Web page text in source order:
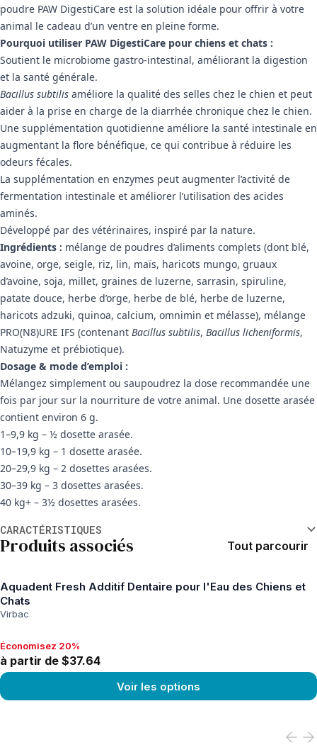
poudre PAW DigestiCare est la solution idéale pour offrir à votre
animal le cadeau d’un ventre en pleine forme.
Pourquoi utiliser PAW DigestiCare pour chiens et chats :
Soutient le microbiome gastro-intestinal, améliorant la digestion
et la santé générale.
Bacillus subtilis améliore la qualité des selles chez le chien et peut
aider à la prise en charge de la diarrhée chronique chez le chien.
Une supplémentation quotidienne améliore la santé intestinale en
augmentant la flore bénéfique, ce qui contribue à réduire les
odeurs fécales.
La supplémentation en enzymes peut augmenter l’activité de
fermentation intestinale et améliorer l’utilisation des acides
aminés.
Développé par des vétérinaires, inspiré par la nature.
Ingrédients : mélange de poudres d’aliments complets (dont blé,
avoine, orge, seigle, riz, lin, maïs, haricots mungo, gruaux
d’avoine, soja, millet, graines de luzerne, sarrasin, spiruline,
patate douce, herbe d’orge, herbe de blé, herbe de luzerne,
haricots adzuki, quinoa, calcium, omnimin et mélasse), mélange
PRO(N8)URE IFS (contenant Bacillus subtilis, Bacillus licheniformis,
Natuzyme et prébiotique).
Dosage & mode d’emploi :
Mélangez simplement ou saupoudrez la dose recommandée une
fois par jour sur la nourriture de votre animal. Une dosette arasée
contient environ 6 g.
1–9,9 kg – ½ dosette arasée.
10–19,9 kg – 1 dosette arasée.
20–29,9 kg – 2 dosettes arasées.
30–39 kg – 3 dosettes arasées.
40 kg+ – 3½ dosettes arasées.
CARACTÉRISTIQUES
Produits associés Tout parcourir
Aquadent Fresh Additif Dentaire pour l'Eau des Chiens et
Chats
Virbac
Économisez 20%, à partir de $37.64
Économisez 20%
à partir de $37.64
Voir les options